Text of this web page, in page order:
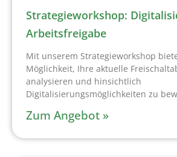
Strategieworkshop:
Arbeitsfreigabe
Mit unserem Strategieworkshop
Möglichkeit, Ihre aktuelle
analysieren und hinsichtlich
Digitalisierungsmöglichkeiten zu
Zum Angebot »